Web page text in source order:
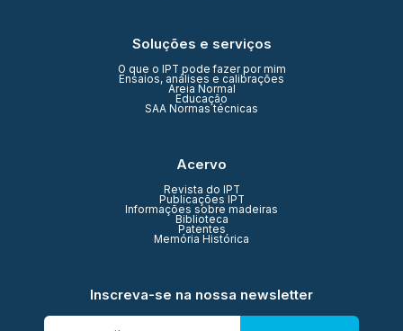
Soluções e serviços
O que o IPT pode fazer por mim
Ensaios, análises e calibrações
Areia Normal
Educação
SAA Normas técnicas
Acervo
Revista do IPT
Publicações IPT
Informações sobre madeiras
Biblioteca
Patentes
Memória Histórica
Inscreva-se na nossa newsletter